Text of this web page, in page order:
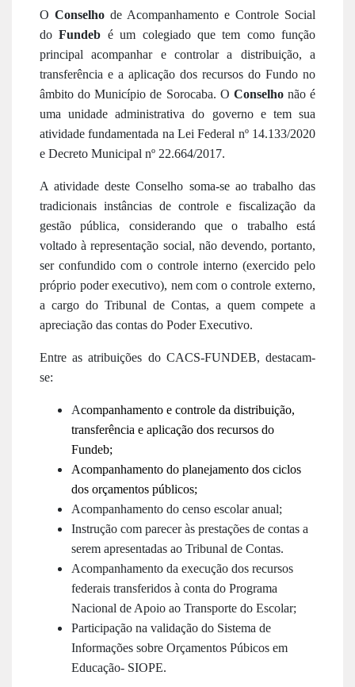
O Conselho de Acompanhamento e Controle Social
doFundeb é um colegiado que tem como função
principal acompanhar e controlar a distribuição, a
transferência e a aplicação dos recursos do Fundo no
âmbito do Município de Sorocaba. O Conselho não é
uma unidade administrativa do governo e tem sua
atividade fundamentada na Lei Federal nº 14.133/2020
e Decreto Municipal nº 22.664/2017.
A atividade deste Conselho soma-se ao trabalho das
tradicionais instâncias de controle e fiscalização da
gestão pública, considerando que o trabalho está
voltado à representação social, não devendo, portanto,
ser confundido com o controle interno (exercido pelo
próprio poder executivo), nem com o controle externo,
a cargo do Tribunal de Contas, a quem compete a
apreciação das contas do Poder Executivo.
Entre as atribuições do CACS-FUNDEB, destacam-
se:
Acompanhamento e controle da distribuição,
transferência e aplicação dos recursos do
Fundeb;
Acompanhamento do planejamento dos ciclos
dos orçamentos públicos;
Acompanhamento do censo escolar anual;
Instrução com parecer às prestações de contas a
serem apresentadas ao Tribunal de Contas.
Acompanhamento da execução dos recursos
federais transferidos à conta do Programa
Nacional de Apoio ao Transporte do Escolar;
Participação na validação do Sistema de
Informações sobre Orçamentos Púbicos em
Educação- SIOPE.